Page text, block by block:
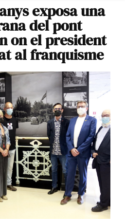
exposa una
del pont
on el president
al franquisme